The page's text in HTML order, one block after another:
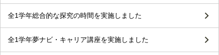
全1学年総合的な探究の時間を実施しました
全1学年夢ナビ・キャリア講座を実施しました